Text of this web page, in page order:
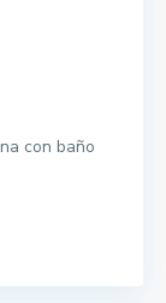
con baño